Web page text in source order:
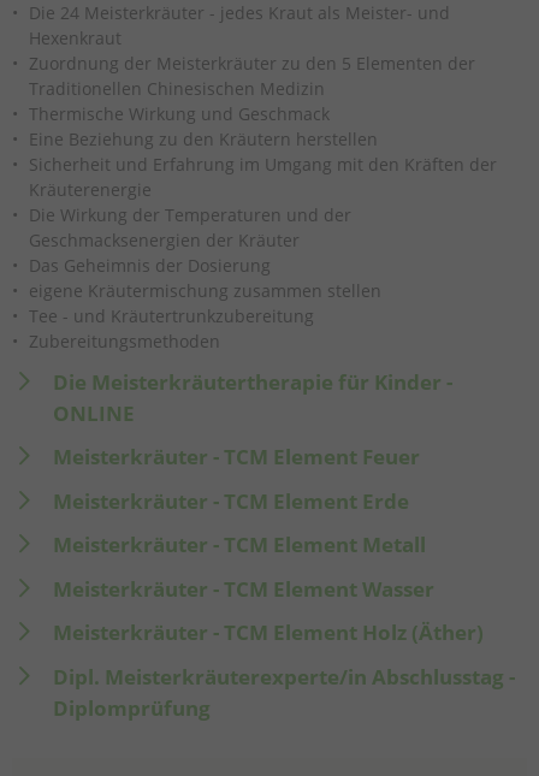
Die 24 Meisterkräuter - jedes Kraut als Meister- und
Hexenkraut
Zuordnung der Meisterkräuter zu den 5 Elementen der
Traditionellen Chinesischen Medizin
Thermische Wirkung und Geschmack
Eine Beziehung zu den Kräutern herstellen
Sicherheit und Erfahrung im Umgang mit den Kräften der
Kräuterenergie
Die Wirkung der Temperaturen und der
Geschmacksenergien der Kräuter
Das Geheimnis der Dosierung
eigene Kräutermischung zusammen stellen
Tee - und Kräutertrunkzubereitung
Zubereitungsmethoden
Die Meisterkräutertherapie für Kinder -
ONLINE
Meisterkräuter - TCM Element Feuer
Meisterkräuter - TCM Element Erde
Meisterkräuter - TCM Element Metall
Meisterkräuter - TCM Element Wasser
Meisterkräuter - TCM Element Holz (Äther)
Dipl. Meisterkräuterexperte/in Abschlusstag -
Diplomprüfung